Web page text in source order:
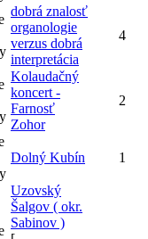
dobrá znalosť
organologie
verzus dobrá
interpretácia
4
Kolaudačný
koncert -
Farnosť
Zohor
2
Dolný Kubín 1
Uzovský
Šalgov ( okr.
Sabinov )